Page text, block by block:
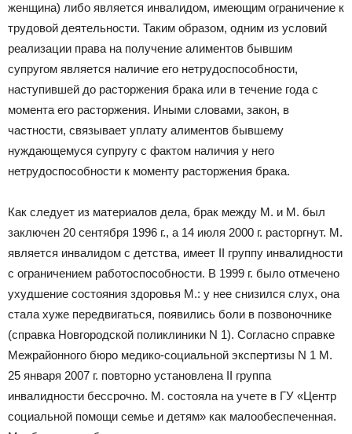
женщина) либо является инвалидом, имеющим ограничение к
трудовой деятельности. Таким образом, одним из условий
реализации права на получение алиментов бывшим
супругом является наличие его нетрудоспособности,
наступившей до расторжения брака или в течение года с
момента его расторжения. Иными словами, закон, в
частности, связывает уплату алиментов бывшему
нуждающемуся супругу с фактом наличия у него
нетрудоспособности к моменту расторжения брака.
Как следует из материалов дела, брак между М. и М. был
заключен 20 сентября 1996 г., а 14 июля 2000 г. расторгнут. М.
является инвалидом с детства, имеет II группу инвалидности
с ограничением работоспособности. В 1999 г. было отмечено
ухудшение состояния здоровья М.: у нее снизился слух, она
стала хуже передвигаться, появились боли в позвоночнике
(справка Новгородской поликлиники N 1). Согласно справке
Межрайонного бюро медико-социальной экспертизы N 1 М.
25 января 2007 г. повторно установлена II группа
инвалидности бессрочно. М. состояла на учете в ГУ «Центр
социальной помощи семье и детям» как малообеспеченная.